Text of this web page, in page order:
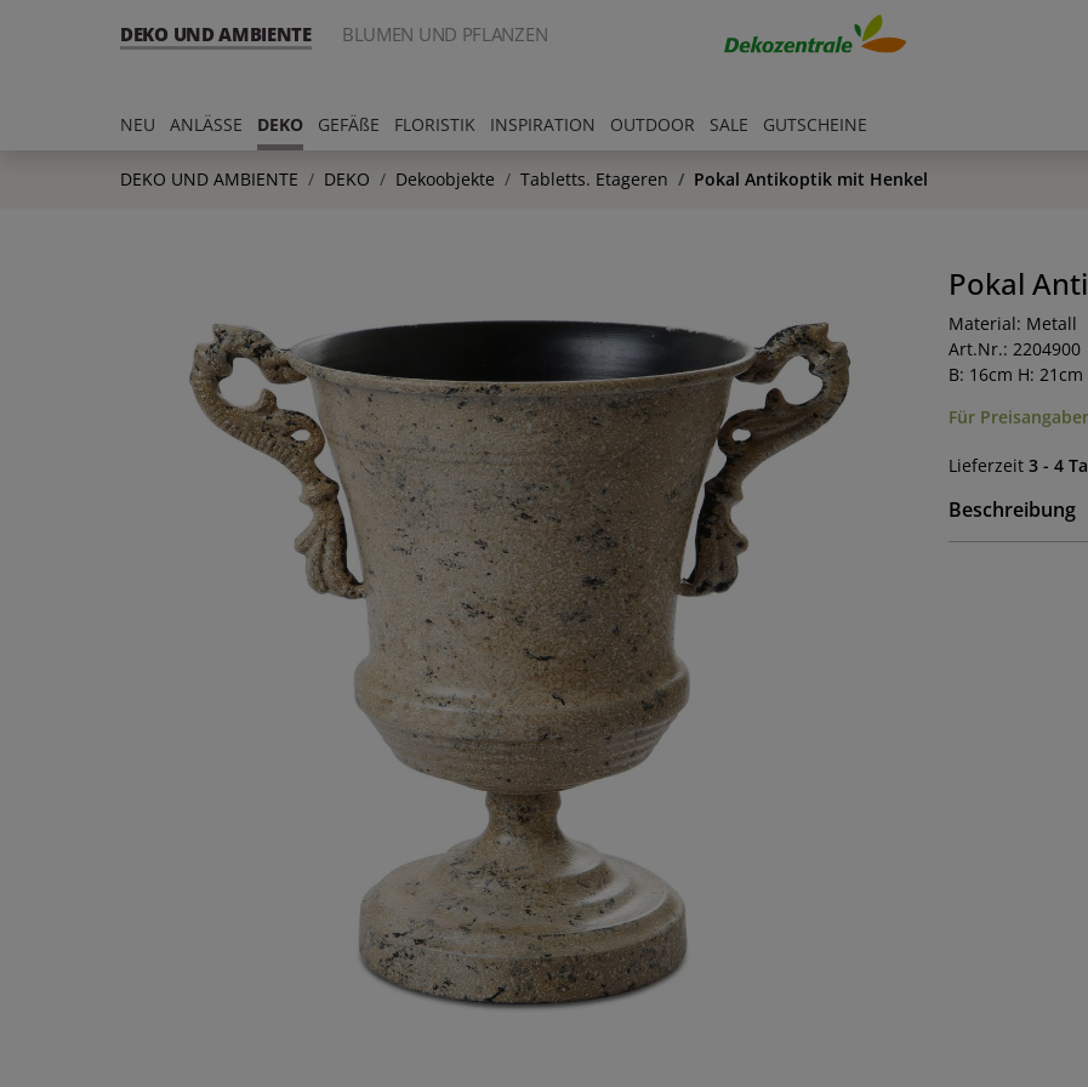
DEKO UND AMBIENTE BLUMEN UND PFLANZEN
NEU ANLÄSSE DEKO GEFÄßE FLORISTIK INSPIRATION OUTDOOR SALE GUTSCHEINE
DEKO UND AMBIENTE DEKO Dekoobjekte Tabletts. Etageren Pokal Antikoptik mit Henkel
Pokal
Material: Metall
Art.Nr.: 2204900
B: 16cm H: 21cm
Für
Lieferzeit 3 - 4
Beschreibung